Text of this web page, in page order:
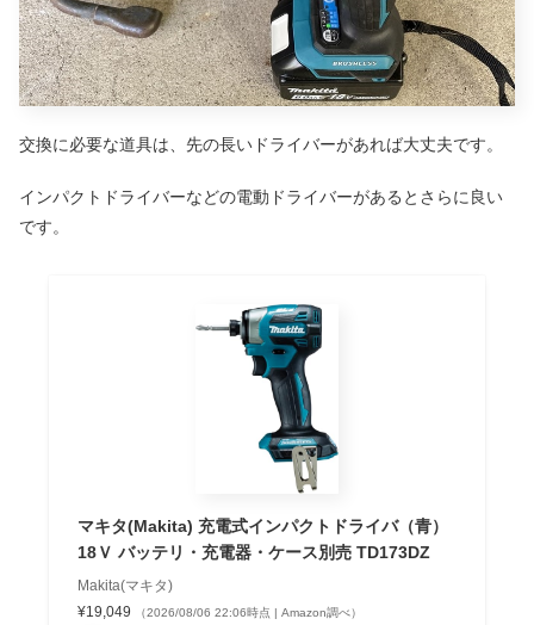
交換に必要な道具は、先の長いドライバーがあれば大丈夫です。
インパクトドライバーなどの電動ドライバーがあるとさらに良い
です。
マキタ(Makita) 充電式インパクトドライバ（青）
18Ｖ バッテリ・充電器・ケース別売 TD173DZ
Makita(マキタ)
¥19,049
（2026/08/06 22:06時点 | Amazon調べ）